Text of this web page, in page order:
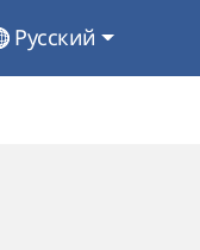
Русский